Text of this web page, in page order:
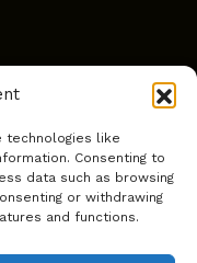
technologies like
Consenting to
data such as browsing
or withdrawing
and functions.